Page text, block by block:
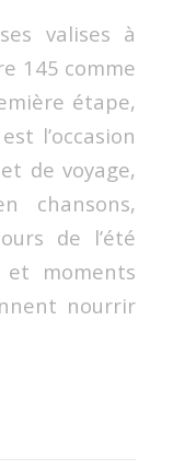
valises à
145 comme
étape,
l’occasion
de voyage,
chansons,
de l’été
et moments
nourrir